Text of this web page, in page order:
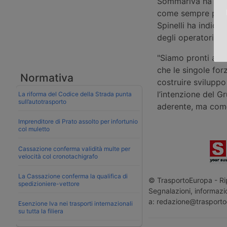
Normativa
La riforma del Codice della Strada punta
sull’autotrasporto
Imprenditore di Prato assolto per infortunio
col muletto
Cassazione conferma validità multe per
velocità col cronotachigrafo
La Cassazione conferma la qualifica di
spedizioniere-vettore
Esenzione Iva nei trasporti internazionali
su tutta la filiera
come sempre
Spinelli ha
degli operatori,
"Siamo pronti a
che le singole
costruire
l’intenzione del
aderente, ma
© TrasportoEuropa -
Segnalazioni,
a: